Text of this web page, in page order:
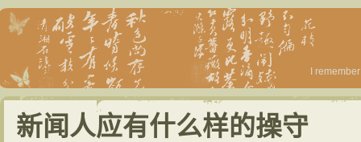
I
新闻人应有什么样的操守